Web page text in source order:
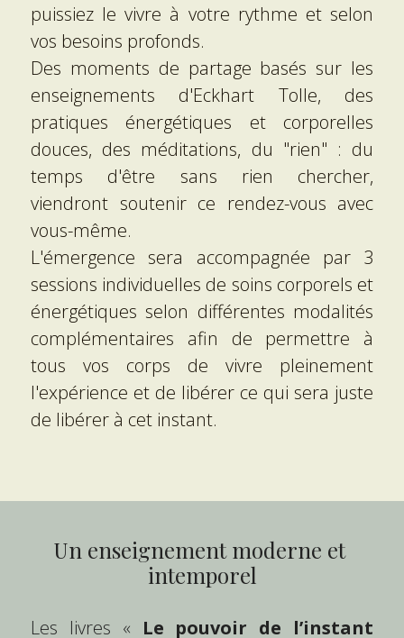
puissiez le vivre à votre rythme et selon
vos besoins profonds.
Des moments de partage basés sur les
enseignements d'Eckhart Tolle, des
pratiques énergétiques et corporelles
douces, des méditations, du "rien" : du
temps d'être sans rien chercher,
viendront soutenir ce rendez-vous avec
vous-même.
L'émergence sera accompagnée par 3
sessions individuelles de soins corporels et
énergétiques selon différentes modalités
complémentaires afin de permettre à
tous vos corps de vivre pleinement
l'expérience et de libérer ce qui sera juste
de libérer à cet instant.
Un enseignement moderne et
intemporel
Les livres « Le pouvoir de l’instant